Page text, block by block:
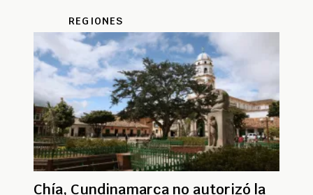
REGIONES
Chía, Cundinamarca no autorizó la